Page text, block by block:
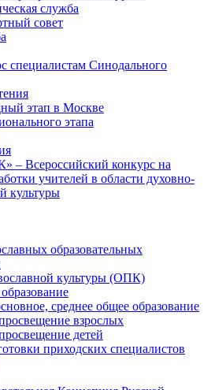
служба
совет
специалистам Синодального
этап в Москве
этапа
– Всероссийский конкурс на
учителей в области духовно-
культуры
образовательных
культуры (ОПК)
среднее общее образование
взрослых
детей
приходских специалистов